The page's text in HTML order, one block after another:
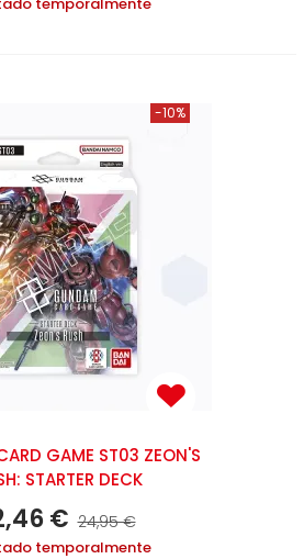
-10%
GAME ST03 ZEON'S
STARTER DECK
€ 24,95 €
temporalmente